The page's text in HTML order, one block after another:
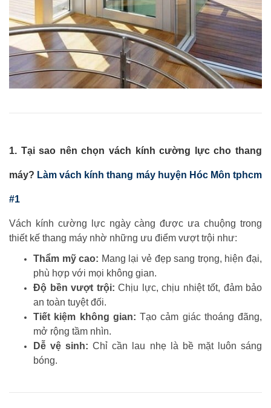
1. Tại sao nên chọn vách kính cường lực cho thang
máy? Làm vách kính thang máy huyện Hóc Môn tphcm
#1
Vách kính cường lực ngày càng được ưa chuộng trong
thiết kế thang máy nhờ những ưu điểm vượt trội như:
Thẩm mỹ cao: Mang lại vẻ đẹp sang trọng, hiện đại,
phù hợp với mọi không gian.
Độ bền vượt trội: Chịu lực, chịu nhiệt tốt, đảm bảo
an toàn tuyệt đối.
Tiết kiệm không gian: Tạo cảm giác thoáng đãng,
mở rộng tầm nhìn.
Dễ vệ sinh: Chỉ cần lau nhẹ là bề mặt luôn sáng
bóng.